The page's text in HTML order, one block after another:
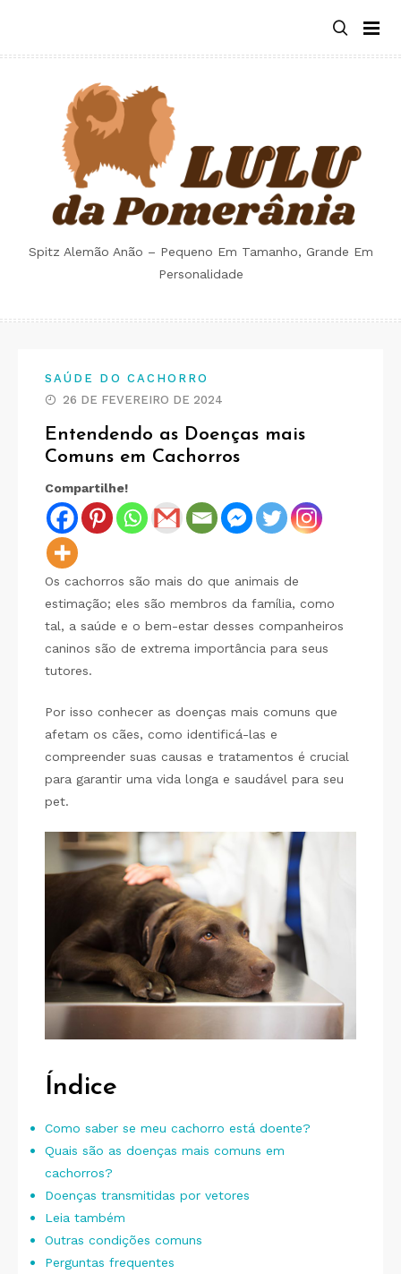
content
Spitz Alemão Anão – Pequeno Em Tamanho, Grande Em
Personalidade
SAÚDE DO CACHORRO
26 DE FEVEREIRO DE 2024
Entendendo as Doenças mais
Comuns em Cachorros
Compartilhe!
Os cachorros são mais do que animais de
estimação; eles são membros da família, como
tal, a saúde e o bem-estar desses companheiros
caninos são de extrema importância para seus
tutores.
Por isso conhecer as doenças mais comuns que
afetam os cães, como identificá-las e
compreender suas causas e tratamentos é crucial
para garantir uma vida longa e saudável para seu
pet.
Índice
Como saber se meu cachorro está doente?
Quais são as doenças mais comuns em
cachorros?
Doenças transmitidas por vetores
Leia também
Outras condições comuns
Perguntas frequentes